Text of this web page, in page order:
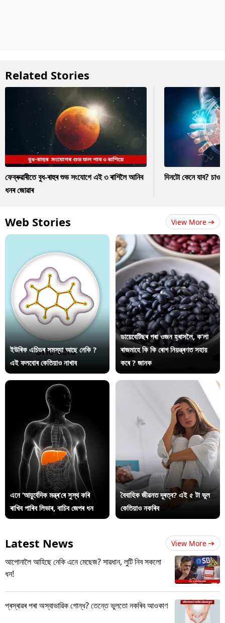
Related Stories
ফেব্ৰুৱাৰীতে বুধ-ৰাহুৰ শুভ সংযোগে এই ৩ ৰাশিলৈ আনিব
ধনৰ জোৱাৰ
দিনটো কেনে যাব?
Web Stories View More
ইউৰিক এচিডৰ সমস্যা আছে নেকি ?
এই ফলবোৰ কেতিয়াও নাখাব
ডায়েবেটিছৰ পৰা ওজন হ্ৰাসলৈ, ক’লা
ৰাজমাহে কি কি ৰোগ নিয়ন্ত্ৰণত সহায়
কৰে ? জানক
এনে ‘আয়ুৰ্বেদিক মন্ত্ৰ’ৰে সুস্থ কৰি
ৰাখিব পাৰিব লিভাৰ, বাচিব জেপৰ ধন
বৈবাহিক জীৱনত দূৰত্ব? এই ৫ টা ভুল
কেতিয়াও নকৰিব
Latest News View More
আপোনালৈ আহিছে নেকি এনে মেছেজ? সাৱধান, লুটি নিব সকলো
ধন!
প্ৰস্ৰাৱৰ পৰা অস্বাভাৱিক গোন্ধ? তেন্তে ভুলতো নকৰিব আওকাণ